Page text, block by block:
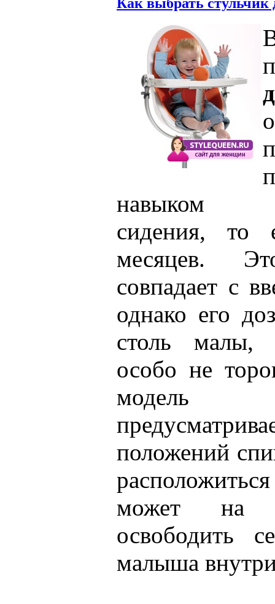
Как выбрать стульчик
навыком
сидения, то
месяцев.
совпадает с
однако его
столь
особо не
модель
положений
может на
освободить
малыша